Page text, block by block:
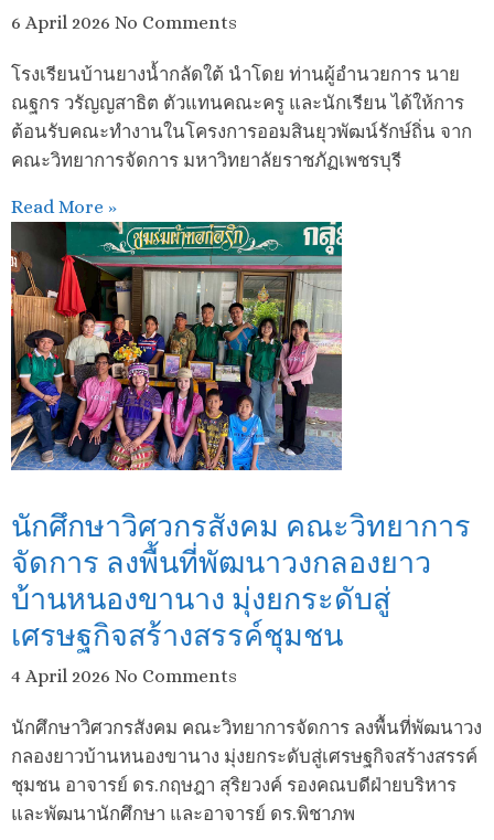
6 April 2026 No Comments
โรงเรียนบ้านยางน้ำกลัดใต้ นำโดย ท่านผู้อำนวยการ นาย
ณฐกร วรัญญสาธิต ตัวแทนคณะครู และนักเรียน ได้ให้การ
ต้อนรับคณะทำงานในโครงการออมสินยุวพัฒน์รักษ์ถิ่น จาก
คณะวิทยาการจัดการ มหาวิทยาลัยราชภัฏเพชรบุรี
Read More »
นักศึกษาวิศวกรสังคม คณะวิทยาการ
จัดการ ลงพื้นที่พัฒนาวงกลองยาว
บ้านหนองขานาง มุ่งยกระดับสู่
เศรษฐกิจสร้างสรรค์ชุมชน
4 April 2026 No Comments
นักศึกษาวิศวกรสังคม คณะวิทยาการจัดการ ลงพื้นที่พัฒนาวง
กลองยาวบ้านหนองขานาง มุ่งยกระดับสู่เศรษฐกิจสร้างสรรค์
ชุมชน อาจารย์ ดร.กฤษฎา สุริยวงค์ รองคณบดีฝ่ายบริหาร
และพัฒนานักศึกษา และอาจารย์ ดร.พิชาภพ